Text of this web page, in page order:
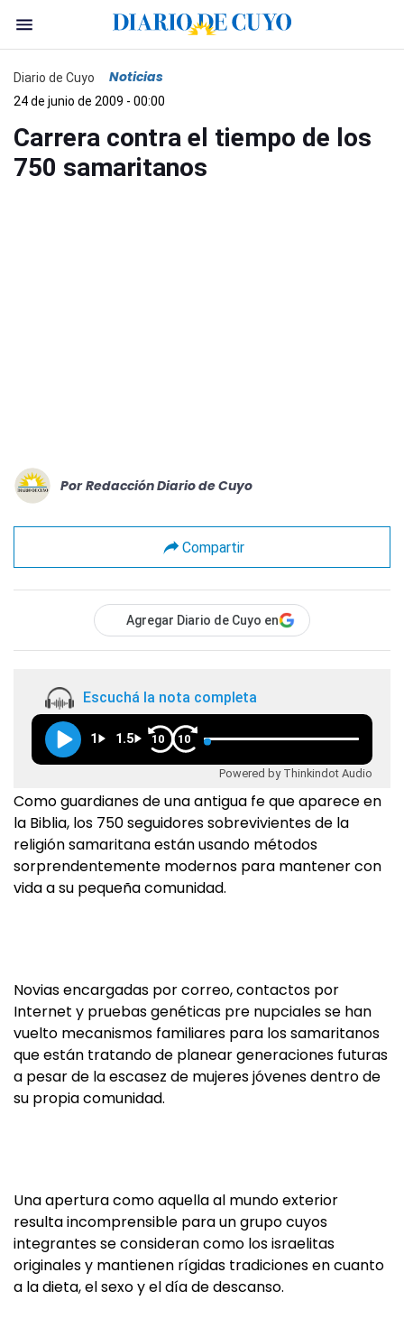
Diario de Cuyo Noticias
24 de junio de 2009 - 00:00
Carrera contra el tiempo de los
750 samaritanos
Por Redacción Diario de Cuyo
Compartir
Agregar Diario de Cuyo en
Escuchá la nota completa
1 1.5 10 10
Powered by Thinkindot Audio
Como guardianes de una antigua fe que aparece en
la Biblia, los 750 seguidores sobrevivientes de la
religión samaritana están usando métodos
sorprendentemente modernos para mantener con
vida a su pequeña comunidad.
Novias encargadas por correo, contactos por
Internet y pruebas genéticas pre nupciales se han
vuelto mecanismos familiares para los samaritanos
que están tratando de planear generaciones futuras
a pesar de la escasez de mujeres jóvenes dentro de
su propia comunidad.
Una apertura como aquella al mundo exterior
resulta incomprensible para un grupo cuyos
integrantes se consideran como los israelitas
originales y mantienen rígidas tradiciones en cuanto
a la dieta, el sexo y el día de descanso.